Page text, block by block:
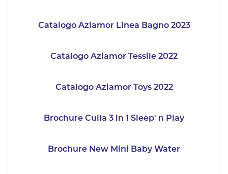
Catalogo Aziamor Linea Bagno 2023
Catalogo Aziamor Tessile 2022
Catalogo Aziamor Toys 2022
Brochure Culla 3 in 1 Sleep' n Play
Brochure New Mini Baby Water